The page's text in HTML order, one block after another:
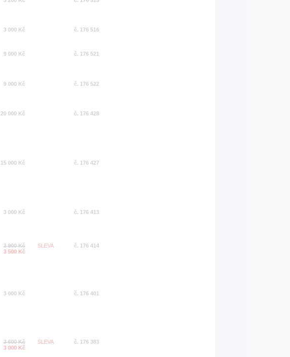
3 000 Kč č. 176 516
9 000 Kč č. 176 521
9 000 Kč č. 176 522
20 000 Kč č. 176 428
15 000 Kč č. 176 427
3 000 Kč č. 176 413
3 900 Kč
3 500 Kč
SLEVA č. 176 414
3 000 Kč č. 176 401
3 600 Kč
3 000 Kč
SLEVA č. 176 383